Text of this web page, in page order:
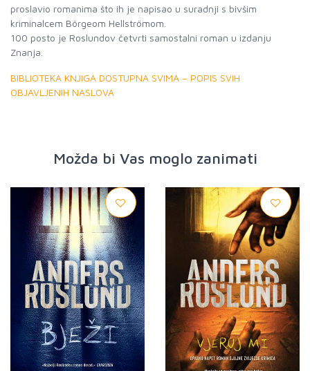
proslavio romanima što ih je napisao u suradnji s bivšim
kriminalcem Börgeom Hellströmom.
100 posto je Roslundov četvrti samostalni roman u izdanju
BIBLIOTEKA KNJIGA DOSTUPNA SVIMA – POPIS SVIH
OBJAVLJENIH NASLOVA
Možda bi Vas moglo zanimati